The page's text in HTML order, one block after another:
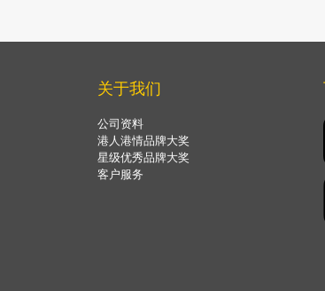
关于我们
公司资料
港人港情品牌大奖
星级优秀品牌大奖
客户服务